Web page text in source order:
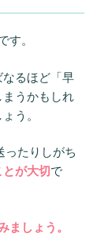
す。
るほど「早
まうかもしれ
う。
ったりしがち
が大切で
ましょう。